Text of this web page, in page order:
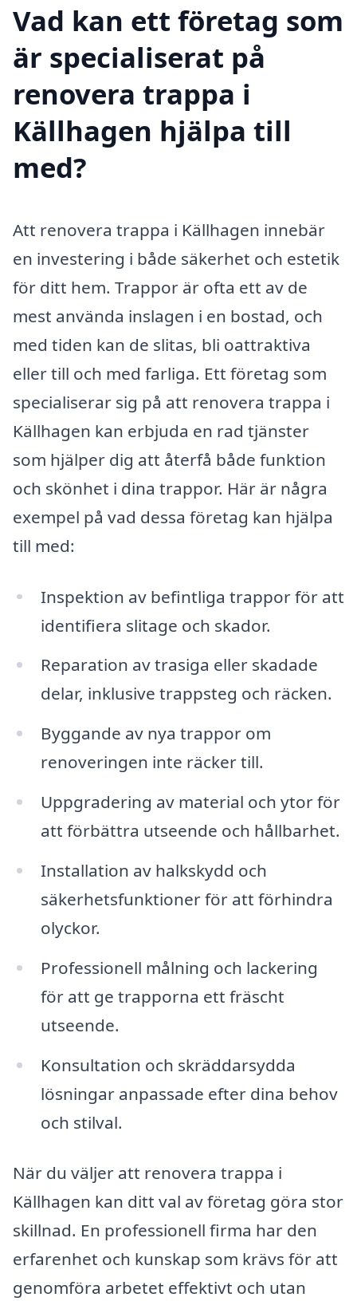
Vad kan ett företag som
är specialiserat på
renovera trappa i
Källhagen hjälpa till
med?
Att renovera trappa i Källhagen innebär
en investering i både säkerhet och estetik
för ditt hem. Trappor är ofta ett av de
mest använda inslagen i en bostad, och
med tiden kan de slitas, bli oattraktiva
eller till och med farliga. Ett företag som
specialiserar sig på att renovera trappa i
Källhagen kan erbjuda en rad tjänster
som hjälper dig att återfå både funktion
och skönhet i dina trappor. Här är några
exempel på vad dessa företag kan hjälpa
till med:
Inspektion av befintliga trappor för att
identifiera slitage och skador.
Reparation av trasiga eller skadade
delar, inklusive trappsteg och räcken.
Byggande av nya trappor om
renoveringen inte räcker till.
Uppgradering av material och ytor för
att förbättra utseende och hållbarhet.
Installation av halkskydd och
säkerhetsfunktioner för att förhindra
olyckor.
Professionell målning och lackering
för att ge trapporna ett fräscht
utseende.
Konsultation och skräddarsydda
lösningar anpassade efter dina behov
och stilval.
När du väljer att renovera trappa i
Källhagen kan ditt val av företag göra stor
skillnad. En professionell firma har den
erfarenhet och kunskap som krävs för att
genomföra arbetet effektivt och utan